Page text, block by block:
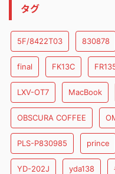
タグ
5F/8422T03 830878
final FK13C
LXV-OT7 MacBook
OBSCURA COFFEE
PLS-P830985 prince
YD-202J yda138